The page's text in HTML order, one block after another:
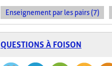
Enseignement par les pairs (7)
QUESTIONS À FOISON